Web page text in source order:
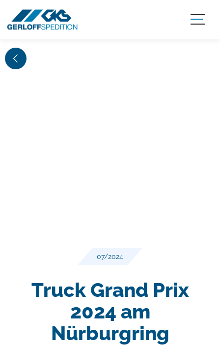
07/2024
Truck Grand Prix
2024 am
Nürburgring